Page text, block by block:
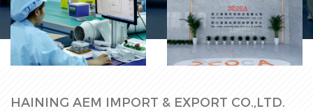
Hala Fabricii
Linie de
producție
HAINING AEM IMPORT & EXPORT CO.,LTD.